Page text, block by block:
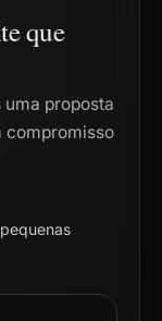
que
proposta